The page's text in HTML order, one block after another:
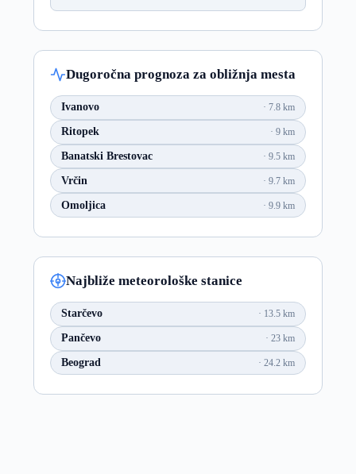
Dugoročna prognoza za obližnja mesta
Ivanovo 7.8 km
Ritopek 9 km
Banatski Brestovac 9.5 km
Vrčin 9.7 km
Omoljica 9.9 km
Najbliže meteorološke stanice
Starčevo 13.5 km
Pančevo 23 km
Beograd 24.2 km